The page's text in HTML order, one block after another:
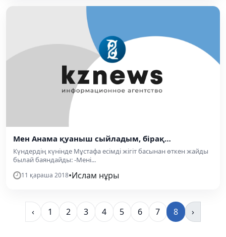
Мен Анама қуаныш сыйладым, бірақ…
Күндердің күнінде Мұстафа есімді жігіт басынан өткен жайды
былай баяндайды: -Мені...
11 қараша 2018•Ислам нұры
‹ 1 2 3 4 5 6 7 8 ›